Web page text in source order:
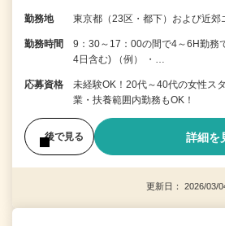
勤務地 東京都（23区・都下）および近
勤務時間
9：30～17：00の間で4～6H勤務
4日含む) （例） ・…
応募資格
未経験OK！20代～40代の女性ス
業・扶養範囲内勤務もOK！
後で見る 詳細を
更新日： 2026/